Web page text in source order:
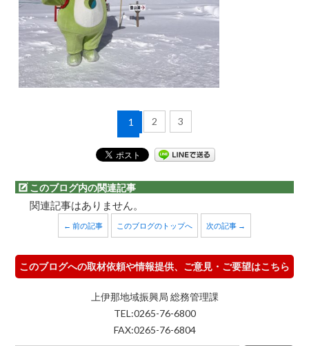
1 2 3
このブログ内の関連記事
関連記事はありません。
← 前の記事 このブログのトップへ 次の記事 →
このブログへの取材依頼や情報提供、ご意見・ご要望はこちら
上伊那地域振興局 総務管理課
TEL:0265-76-6800
FAX:0265-76-6804